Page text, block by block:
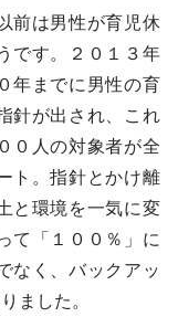
前は男性が育児休
です。２０１３年
年までに男性の育
針が出され、これ
０人の対象者が全
ト。指針とかけ離
と環境を一気に変
て「１００％」に
なく、バックアッ
ました。